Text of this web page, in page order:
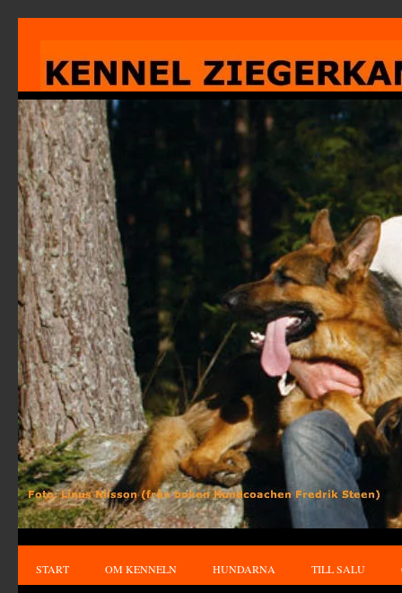
START OM KENNELN HUNDARNA TILL SALU